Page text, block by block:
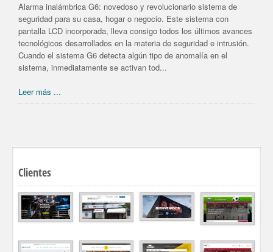
Alarma inalámbrica G6: novedoso y revolucionario sistema de
seguridad para su casa, hogar o negocio. Este sistema con
pantalla LCD incorporada, lleva consigo todos los últimos avances
tecnológicos desarrollados en la materia de seguridad e intrusión.
Cuando el sistema G6 detecta algún tipo de anomalía en el
sistema, inmediatamente se activan tod...
Leer más ...
Clientes